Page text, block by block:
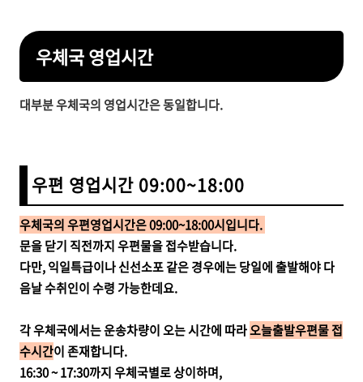
우체국 영업시간
대부분 우체국의 영업시간은 동일합니다.
우편 영업시간 09:00~18:00
우체국의우편영업시간은 09:00~18:00시입니다.
문을 닫기 직전까지 우편물을 접수받습니다.
다만, 익일특급이나 신선소포 같은 경우에는 당일에 출발해야 다
음날 수취인이 수령 가능한데요.
각 우체국에서는 운송차량이 오는 시간에 따라오늘출발우편물 접
수시간이 존재합니다.
16:30 ~ 17:30까지 우체국별로 상이하며,